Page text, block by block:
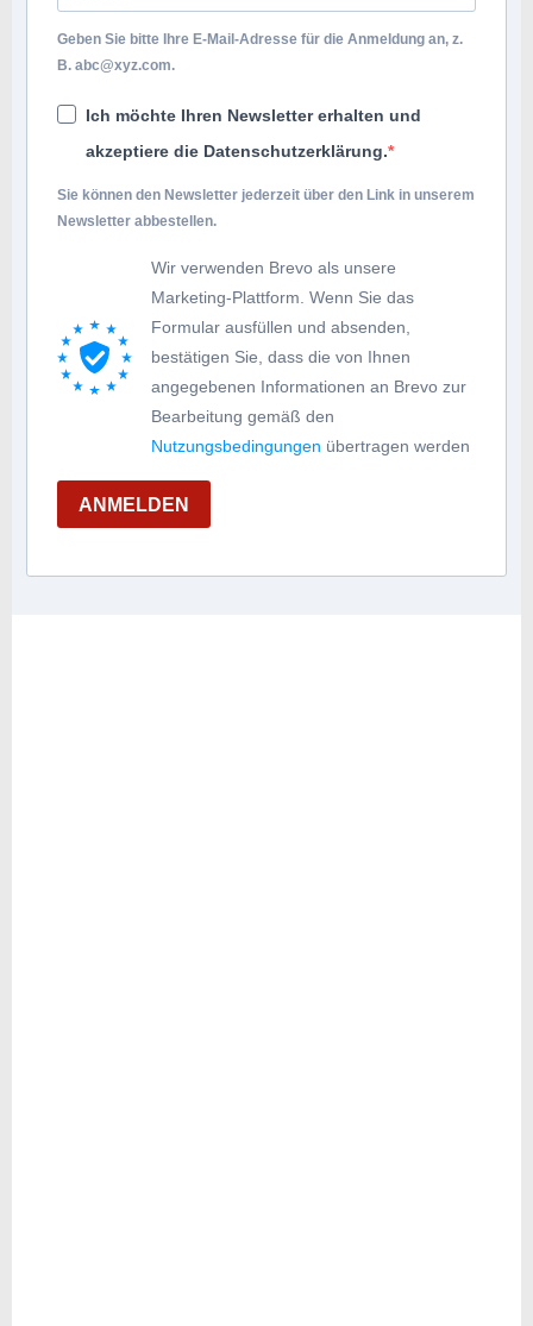
Geben Sie bitte Ihre E-Mail-Adresse für die Anmeldung an, z.
B. abc@xyz.com.
Ich möchte Ihren Newsletter erhalten und
akzeptiere die Datenschutzerklärung.
Sie können den Newsletter jederzeit über den Link in unserem
Newsletter abbestellen.
Wir verwenden Brevo als unsere
Marketing-Plattform. Wenn Sie das
Formular ausfüllen und absenden,
bestätigen Sie, dass die von Ihnen
angegebenen Informationen an Brevo zur
Bearbeitung gemäß den
Nutzungsbedingungen übertragen werden
ANMELDEN